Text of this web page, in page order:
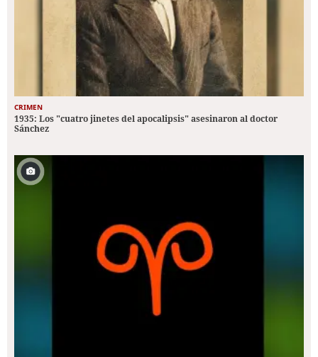
CRIMEN
1935: Los "cuatro jinetes del apocalipsis" asesinaron al doctor
Sánchez